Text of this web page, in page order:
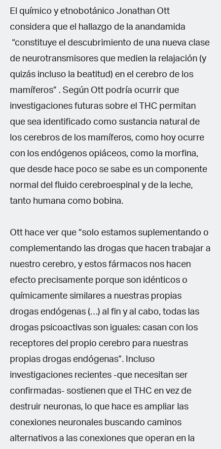
El químico y etnobotánico Jonathan Ott
considera que el hallazgo de la anandamida
“constituye el descubrimiento de una nueva clase
de neurotransmisores que medien la relajación (y
quizás incluso la beatitud) en el cerebro de los
mamíferos” . Según Ott podría ocurrir que
investigaciones futuras sobre el THC permitan
que sea identificado como sustancia natural de
los cerebros de los mamíferos, como hoy ocurre
con los endógenos opiáceos, como la morfina,
que desde hace poco se sabe es un componente
normal del fluido cerebroespinal y de la leche,
tanto humana como bobina.
Ott hace ver que “solo estamos suplementando o
complementando las drogas que hacen trabajar a
nuestro cerebro, y estos fármacos nos hacen
efecto precisamente porque son idénticos o
químicamente similares a nuestras propias
drogas endógenas (…) al fin y al cabo, todas las
drogas psicoactivas son iguales: casan con los
receptores del propio cerebro para nuestras
propias drogas endógenas”. Incluso
investigaciones recientes -que necesitan ser
confirmadas- sostienen que el THC en vez de
destruir neuronas, lo que hace es ampliar las
conexiones neuronales buscando caminos
alternativos a las conexiones que operan en la